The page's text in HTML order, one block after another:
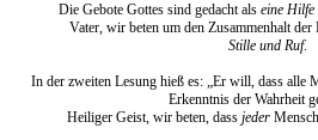
Die Gebote Gottes sind gedacht als eine Hilfe
Vater, wir beten um den Zusammenhalt
Stille und Ruf.
In der zweiten Lesung hieß es: „Er will, dass alle
Erkenntnis der Wahrheit
Heiliger Geist, wir beten, dass jeder